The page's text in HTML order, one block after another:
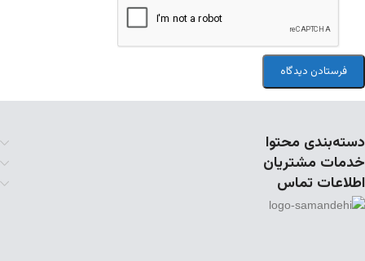
دسته‌بندی محتوا
خدمات مشتریان
اطلاعات تماس